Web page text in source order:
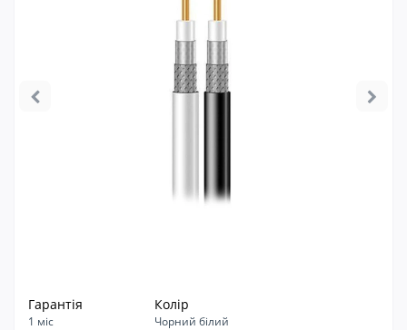
Гарантія
1 міс
Колір
Чорний білий